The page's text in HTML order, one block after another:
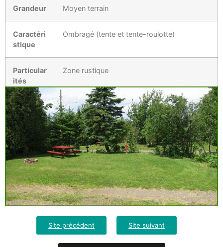
Grandeur Moyen terrain
Caractéri
stique
Ombragé (tente et tente-roulotte)
Particular
ités
Zone rustique
Site précédent Site suivant